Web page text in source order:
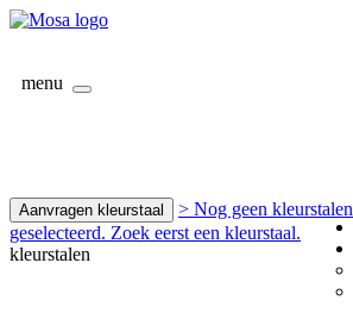
menu
Aanvragen kleurstaal
> Nog geen kleurstalen
geselecteerd. Zoek eerst een kleurstaal.
kleurstalen